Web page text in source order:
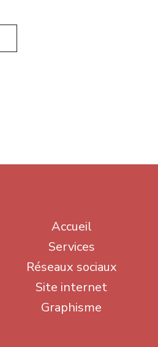
Accueil
Services
Réseaux sociaux
Site internet
Graphisme